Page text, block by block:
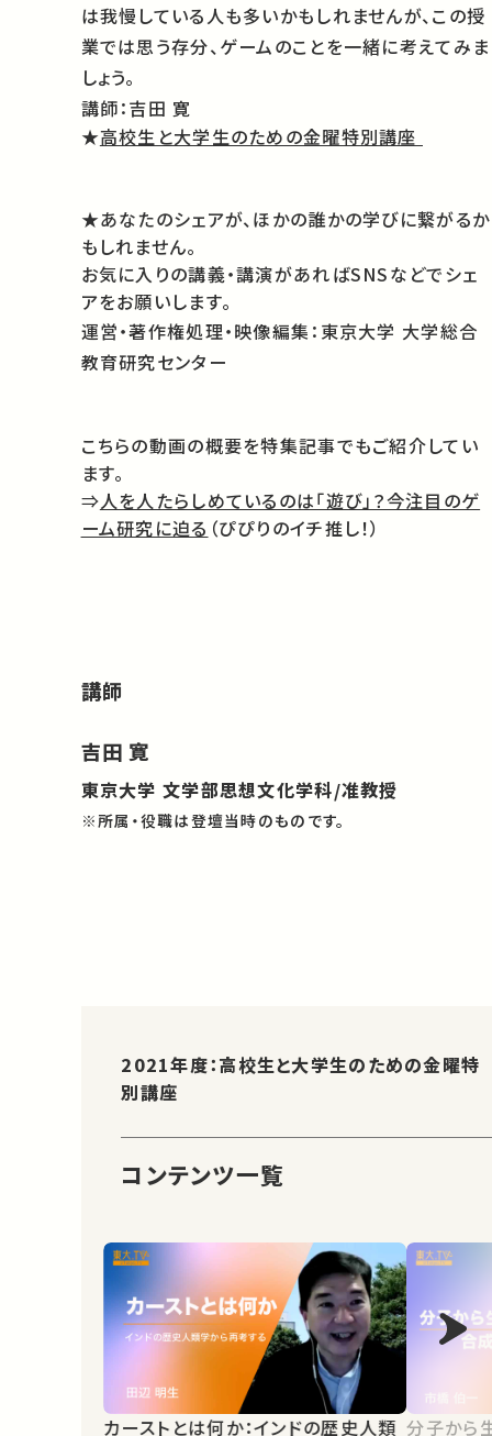
は我慢している人も多いかもしれませんが、この授
業では思う存分、ゲームのことを一緒に考えてみま
しょう。
講師：吉田 寛
★高校生と大学生のための金曜特別講座
★あなたのシェアが、ほかの誰かの学びに繋がるか
もしれません。
お気に入りの講義・講演があればSNSなどでシェ
アをお願いします。
運営・著作権処理・映像編集：東京大学 大学総合
教育研究センター
こちらの動画の概要を特集記事でもご紹介してい
ます。
⇒人を人たらしめているのは「遊び」？今注目のゲ
ーム研究に迫る （ぴぴりのイチ推し！）
講師
吉田 寛
東京大学 文学部思想文化学科/准教授
※所属・役職は登壇当時のものです。
2021年度：高校生と大学生のための金曜特
別講座
コンテンツ一覧
カーストとは何か：インドの歴史人類 分子から